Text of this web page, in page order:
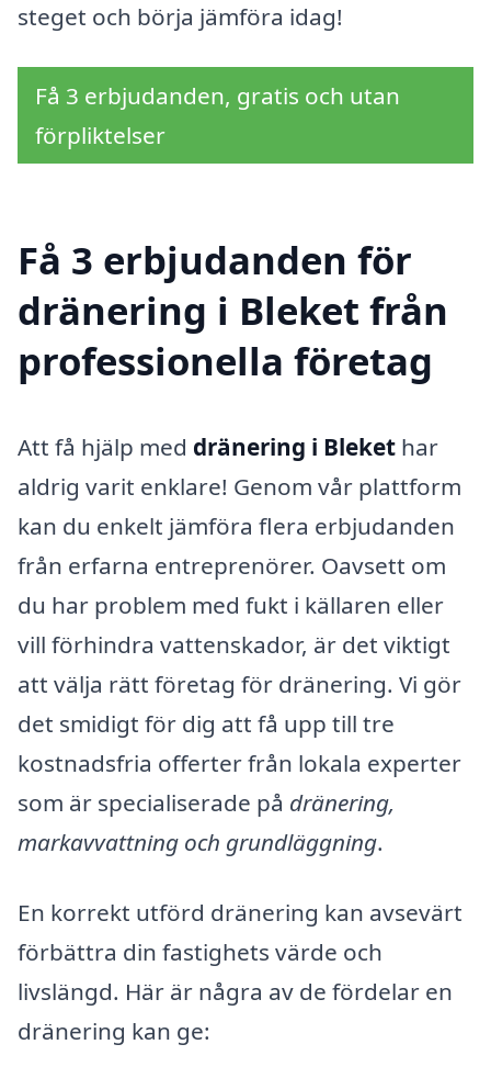
steget och börja jämföra idag!
Få 3 erbjudanden, gratis och utan
förpliktelser
Få 3 erbjudanden för
dränering i Bleket från
professionella företag
Att få hjälp med dränering i Bleket har
aldrig varit enklare! Genom vår plattform
kan du enkelt jämföra flera erbjudanden
från erfarna entreprenörer. Oavsett om
du har problem med fukt i källaren eller
vill förhindra vattenskador, är det viktigt
att välja rätt företag för dränering. Vi gör
det smidigt för dig att få upp till tre
kostnadsfria offerter från lokala experter
som är specialiserade på dränering,
markavvattning och grundläggning.
En korrekt utförd dränering kan avsevärt
förbättra din fastighets värde och
livslängd. Här är några av de fördelar en
dränering kan ge: